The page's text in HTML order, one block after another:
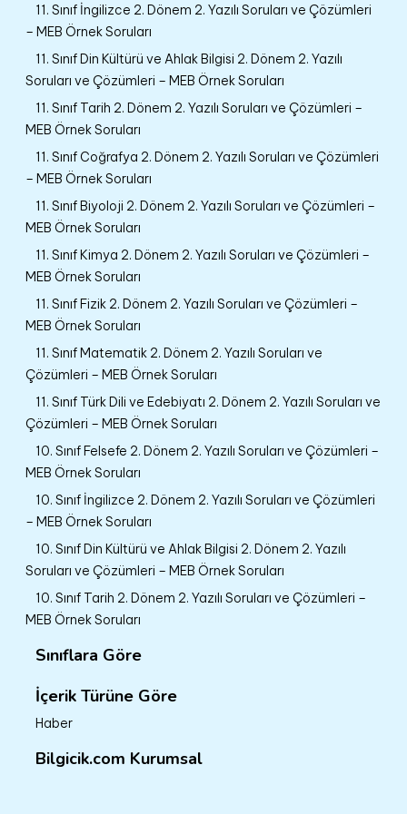
11. Sınıf İngilizce 2. Dönem 2. Yazılı Soruları ve Çözümleri
– MEB Örnek Soruları
11. Sınıf Din Kültürü ve Ahlak Bilgisi 2. Dönem 2. Yazılı
Soruları ve Çözümleri – MEB Örnek Soruları
11. Sınıf Tarih 2. Dönem 2. Yazılı Soruları ve Çözümleri –
MEB Örnek Soruları
11. Sınıf Coğrafya 2. Dönem 2. Yazılı Soruları ve Çözümleri
– MEB Örnek Soruları
11. Sınıf Biyoloji 2. Dönem 2. Yazılı Soruları ve Çözümleri –
MEB Örnek Soruları
11. Sınıf Kimya 2. Dönem 2. Yazılı Soruları ve Çözümleri –
MEB Örnek Soruları
11. Sınıf Fizik 2. Dönem 2. Yazılı Soruları ve Çözümleri –
MEB Örnek Soruları
11. Sınıf Matematik 2. Dönem 2. Yazılı Soruları ve
Çözümleri – MEB Örnek Soruları
11. Sınıf Türk Dili ve Edebiyatı 2. Dönem 2. Yazılı Soruları ve
Çözümleri – MEB Örnek Soruları
10. Sınıf Felsefe 2. Dönem 2. Yazılı Soruları ve Çözümleri –
MEB Örnek Soruları
10. Sınıf İngilizce 2. Dönem 2. Yazılı Soruları ve Çözümleri
– MEB Örnek Soruları
10. Sınıf Din Kültürü ve Ahlak Bilgisi 2. Dönem 2. Yazılı
Soruları ve Çözümleri – MEB Örnek Soruları
10. Sınıf Tarih 2. Dönem 2. Yazılı Soruları ve Çözümleri –
MEB Örnek Soruları
Sınıflara Göre
İçerik Türüne Göre
Haber
Bilgicik.com Kurumsal